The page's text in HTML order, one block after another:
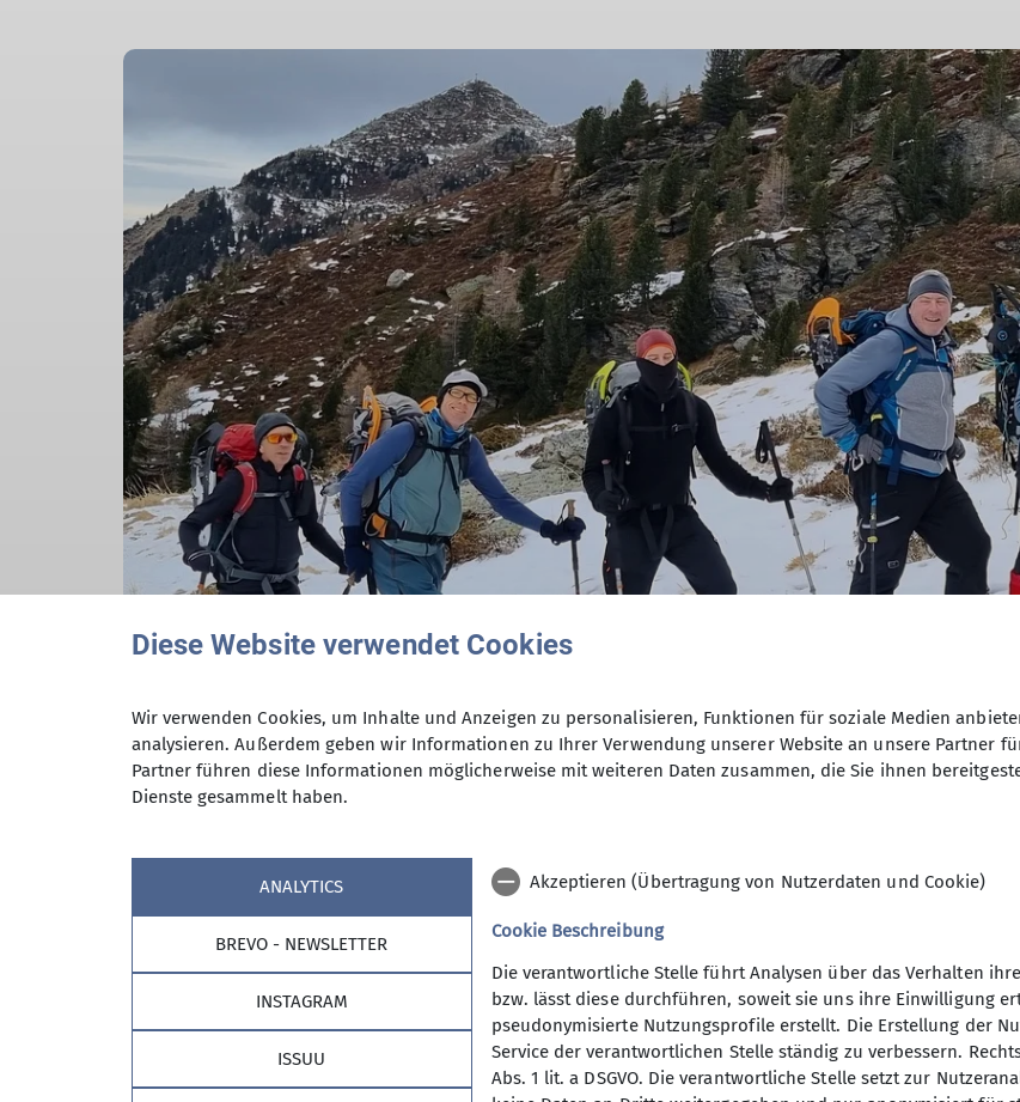
© Christian W.
Allgemeines
Partner
Stadtsparkasse Augsburg
Service
Diese Website verwendet Cookies
Wir verwenden Cookies, um Inhalte und Anzeigen zu personalisieren, Funktionen für soziale Medien
analysieren. Außerdem geben wir Informationen zu Ihrer Verwendung unserer Website an unsere Partner
Partner führen diese Informationen möglicherweise mit weiteren Daten zusammen, die Sie ihnen
Dienste gesammelt haben.
ANALYTICS
BREVO - NEWSLETTER
INSTAGRAM
ISSUU
Akzeptieren (Übertragung von Nutzerdaten und Cookie)
Cookie Beschreibung
Die verantwortliche Stelle führt Analysen über das Verhalten
bzw. lässt diese durchführen, soweit sie uns ihre Einwilligung
pseudonymisierte Nutzungsprofile erstellt. Die Erstellung der
Service der verantwortlichen Stelle ständig zu verbessern.
Abs. 1 lit. a DSGVO. Die verantwortliche Stelle setzt zur